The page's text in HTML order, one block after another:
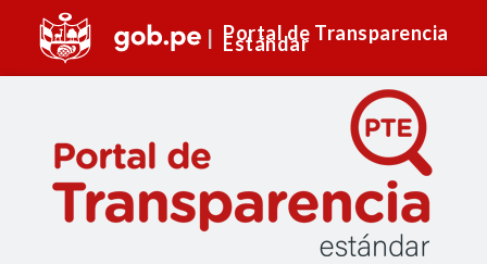
Portal de Transparencia
Estándar